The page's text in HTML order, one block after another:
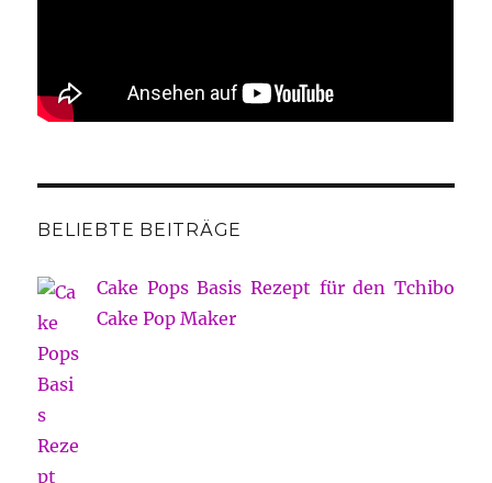
BELIEBTE BEITRÄGE
Cake Pops Basis Rezept für den Tchibo
Cake Pop Maker